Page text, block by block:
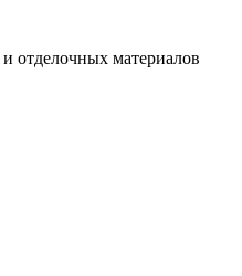
отделочных материалов